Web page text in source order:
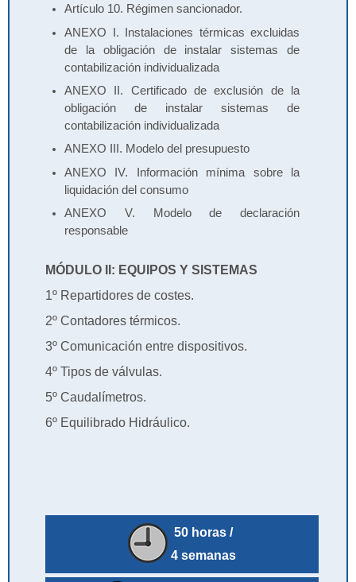
Artículo 10. Régimen sancionador.
ANEXO I. Instalaciones térmicas excluidas
de la obligación de instalar sistemas de
contabilización individualizada
ANEXO II. Certificado de exclusión de la
obligación de instalar sistemas de
contabilización individualizada
ANEXO III. Modelo del presupuesto
ANEXO IV. Información mínima sobre la
liquidación del consumo
ANEXO V. Modelo de declaración
responsable
MÓDULO II: EQUIPOS Y SISTEMAS
1º Repartidores de costes.
2º Contadores térmicos.
3º Comunicación entre dispositivos.
4º Tipos de válvulas.
5º Caudalímetros.
6º Equilibrado Hidráulico.
50 horas /
4 semanas